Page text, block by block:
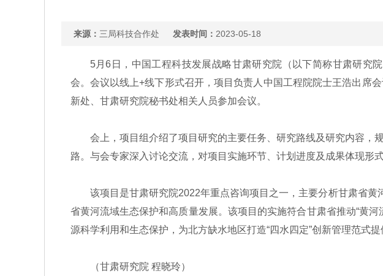
来源： 三局科技合作处 发表时间： 2023-05-18
5月6日，中国工程科技发展战略甘肃研究院（以下简称甘肃研究院
会。会议以线上+线下形式召开，项目负责人中国工程院院士王浩出席
新处、甘肃研究院秘书处相关人员参加会议。
会上，项目组介绍了项目研究的主要任务、研究路线及研究内容，
路。与会专家深入讨论交流，对项目实施环节、计划进度及成果体现形
该项目是甘肃研究院2022年重点咨询项目之一，主要分析甘肃省黄
省黄河流域生态保护和高质量发展。该项目的实施符合甘肃省推动“黄
源科学利用和生态保护，为北方缺水地区打造“四水四定”创新管理范式提
（甘肃研究院 程晓玲）